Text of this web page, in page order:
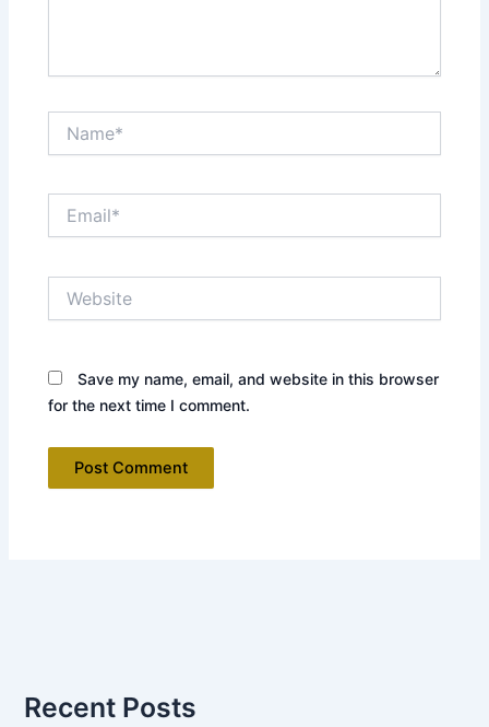
Save my name, email, and website in this browser
for the next time I comment.
Recent Posts